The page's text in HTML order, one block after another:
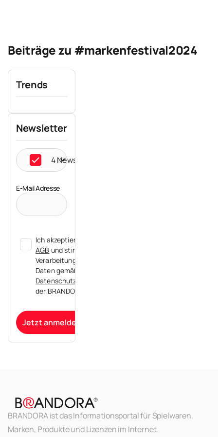
Beiträge zu #markenfestival2024
Trends
Newsletter
4 Newsletter ausgewählt
E-Mail Adresse
Ich akzeptiere die
AGB und stimme der
Verarbeitung meiner
Daten gemäß der
Datenschutzerklärung
der BRANDORA zu.
Jetzt anmelden
BRANDORA ist das Informationsportal für Spielwaren,
Marken, Produkte und Lizenzen im Internet.